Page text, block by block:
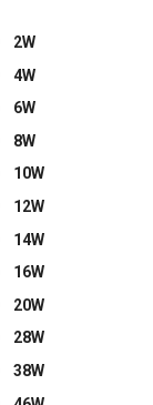
3.010.000
THÊM VÀO GIỎ
2W
4W
6W
8W
10W
12W
14W
16W
20W
28W
38W